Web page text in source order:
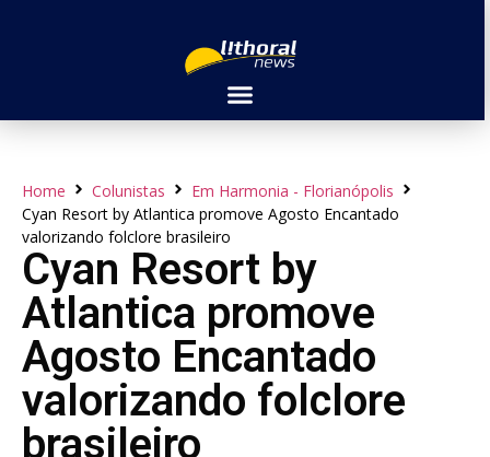
Home Colunistas
Em Harmonia - Florianópolis
Cyan Resort by Atlantica promove Agosto Encantado
valorizando folclore brasileiro
Cyan Resort by
Atlantica promove
Agosto Encantado
valorizando folclore
brasileiro